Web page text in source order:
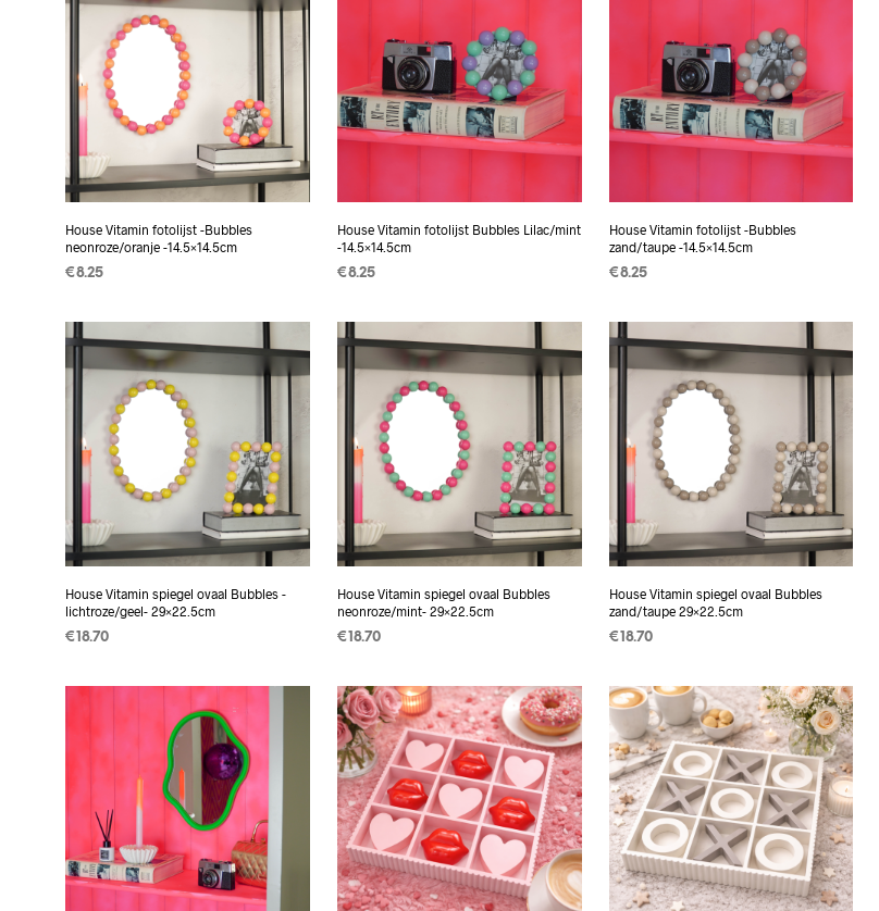
House Vitamin fotolijst -Bubbles
neonroze/oranje -14.5×14.5cm
€8.25
WINKELWAGEN
House Vitamin fotolijst Bubbles Lilac/mint
-14.5×14.5cm
€8.25
WINKELWAGEN
House Vitamin fotolijst -Bubbles
zand/taupe -14.5×14.5cm
€8.25
WINKELWAGEN
House Vitamin spiegel ovaal Bubbles -
lichtroze/geel- 29×22.5cm
€18.70
WINKELWAGEN
House Vitamin spiegel ovaal Bubbles
neonroze/mint- 29×22.5cm
€18.70
WINKELWAGEN
House Vitamin spiegel ovaal Bubbles
zand/taupe 29×22.5cm
€18.70
WINKELWAGEN